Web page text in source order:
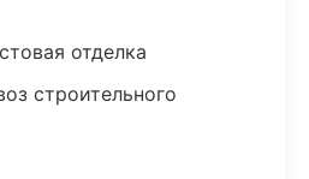
отделка
строительного